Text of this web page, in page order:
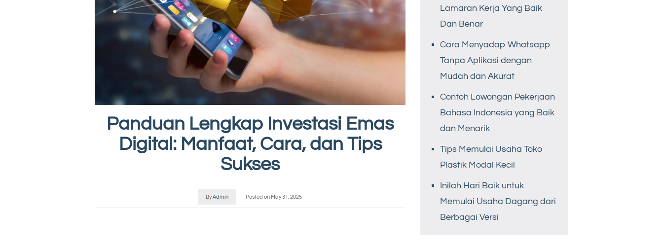
Panduan Lengkap Investasi Emas
Digital: Manfaat, Cara, dan Tips
Sukses
ByAdmin Posted on May 31, 2025
Lamaran Kerja Yang Baik
Dan Benar
Cara Menyadap Whatsapp
Tanpa Aplikasi dengan
Mudah dan Akurat
Contoh Lowongan Pekerjaan
Bahasa Indonesia yang Baik
dan Menarik
Tips Memulai Usaha Toko
Plastik Modal Kecil
Inilah Hari Baik untuk
Memulai Usaha Dagang dari
Berbagai Versi